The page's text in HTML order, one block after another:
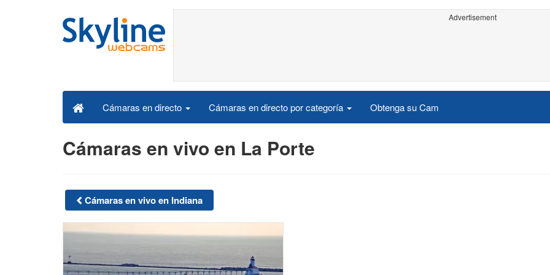
Advertisement
Cámaras en directo Cámaras en directo por categoría Obtenga su Cam
Cámaras en vivo en La Porte
Cámaras en vivo en Indiana